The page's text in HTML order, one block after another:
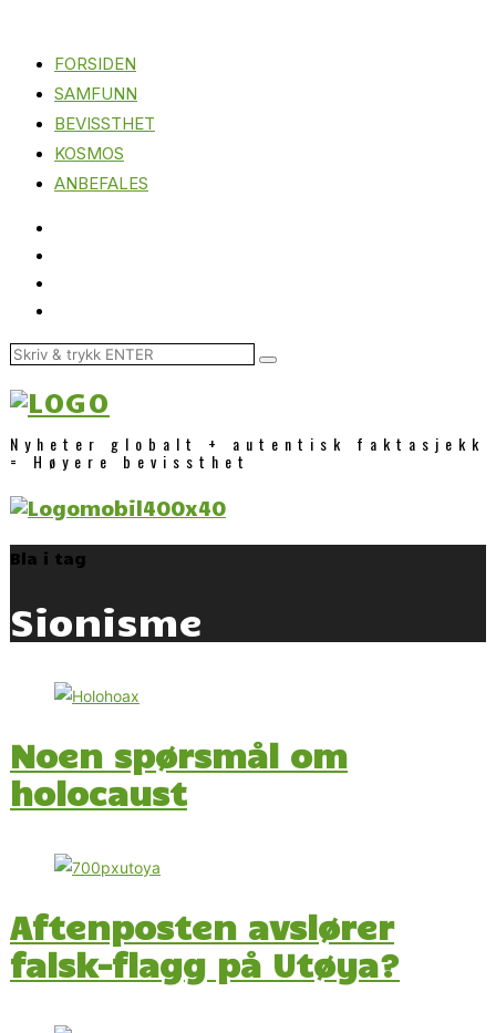
FORSIDEN
SAMFUNN
BEVISSTHET
KOSMOS
ANBEFALES
Nyheter globalt + autentisk faktasjekk
= Høyere bevissthet
Bla i tag
Sionisme
Noen spørsmål om
holocaust
Aftenposten avslører
falsk-flagg på Utøya?